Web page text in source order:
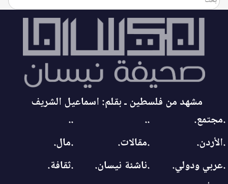
مشهد من فلسطين ـ بقلم: اسماعيل الشريف
.مجتمع.
..
..
.الأردن.
.مقالات.
.مال.
.عربي ودولي.
.ناشئة نيسان.
.ثقافة.